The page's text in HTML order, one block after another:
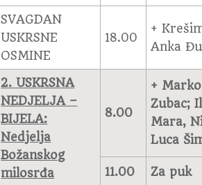
SVAGDAN
USKRSNE
OSMINE
18.00
+
Anka
2. USKRSNA
NEDJELJA –
BIJELA:
Nedjelja
Božanskog
milosrđa
8.00
+ Marko
Zubac;
Mara,
Luca
11.00 Za puk